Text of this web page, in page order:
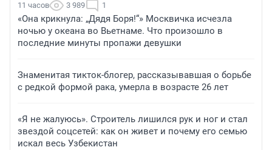
11 часов 3 989 1
«Она крикнула: „Дядя Боря!“» Москвичка исчезла
ночью у океана во Вьетнаме. Что произошло в
последние минуты пропажи девушки
Знаменитая тикток-блогер, рассказывавшая о борьбе
с редкой формой рака, умерла в возрасте 26 лет
«Я не жалуюсь». Строитель лишился рук и ног и стал
звездой соцсетей: как он живет и почему его семью
искал весь Узбекистан